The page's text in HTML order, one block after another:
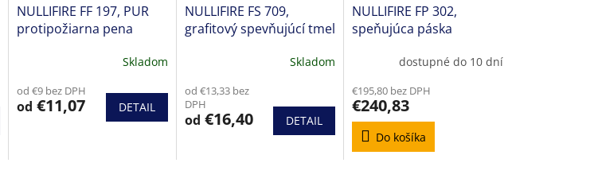
NULLIFIRE FF 197, PUR
protipožiarna pena
Skladom
od €9 bez DPH
od €11,07 DETAIL
NULLIFIRE FS 709,
grafitový spevňujúcí tmel
Skladom
od €13,33 bez
DPH
od €16,40 DETAIL
NULLIFIRE FP 302,
speňujúca páska
dostupné do 10 dní
€195,80 bez DPH
€240,83
Do košíka